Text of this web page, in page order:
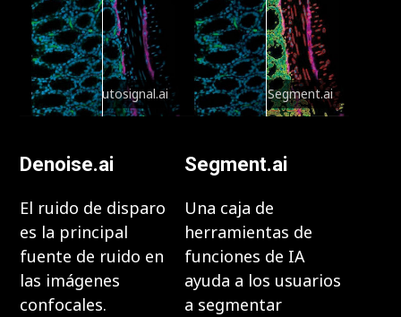
con Autosignal.ai
Denoise.ai
El ruido de disparo
es la principal
fuente de ruido en
las imágenes
confocales.
con Segment.ai
Segment.ai
Una caja de
herramientas de
funciones de IA
ayuda a los usuarios
a segmentar